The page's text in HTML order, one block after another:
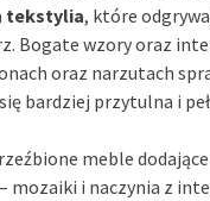
tekstylia, które
Bogate wzory oraz
oraz narzutach
bardziej przytulna i
meble dodające
mozaiki i naczynia z